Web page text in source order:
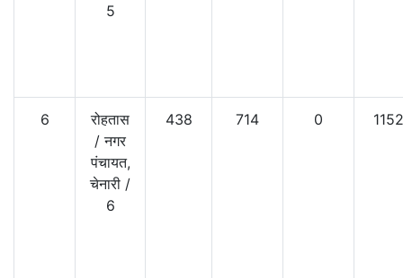
5
6
रोहतास
/नगर
पंचायत,
चेनारी /
6
438 714 0 1152